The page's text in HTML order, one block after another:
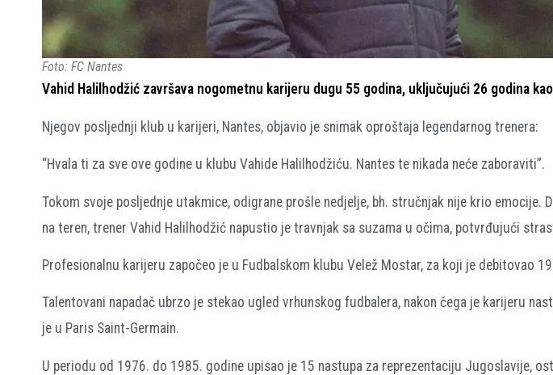
Foto: FC Nantes
Vahid Halilhodžić završava nogometnu karijeru dugu 55 godina, uključujući 26 godina
Njegov posljednji klub u karijeri, Nantes, objavio je snimak oproštaja legendarnog trenera:
“Hvala ti za sve ove godine u klubu Vahide Halilhodžiću. Nantes te nikada neće zaboraviti”.
Tokom svoje posljednje utakmice, odigrane prošle nedjelje, bh. stručnjak nije krio emocije.
na teren, trener Vahid Halilhodžić napustio je travnjak sa suzama u očima, potvrđujući
Profesionalnu karijeru započeo je u Fudbalskom klubu Velež Mostar, za koji je debitovao
Talentovani napadač ubrzo je stekao ugled vrhunskog fudbalera, nakon čega je karijeru
je u Paris Saint-Germain.
U periodu od 1976. do 1985. godine upisao je 15 nastupa za reprezentaciju Jugoslavije,